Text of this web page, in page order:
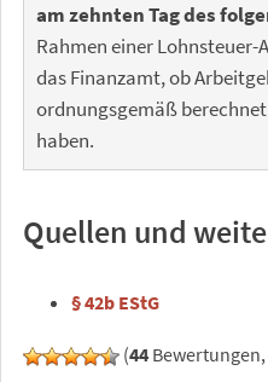
am zehnten Tag des
Rahmen einer
das Finanzamt, ob
ordnungsgemäß
haben.
Quellen und
§ 42b EStG
(44